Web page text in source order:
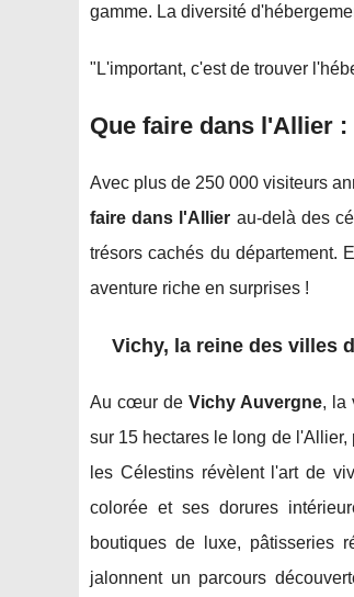
gamme. La diversité
"L'important, c'est de trouver
Que faire dans l'Allier
Avec plus de 250 000 visiteurs
faire dans l'Allier au-delà des
trésors cachés du département.
aventure riche en surprises !
Vichy, la reine des villes
Au cœur de Vichy Auvergne, la
sur 15 hectares le long de
les Célestins révèlent l'art de
colorée et ses dorures
boutiques de luxe, pâtisseries
jalonnent un parcours